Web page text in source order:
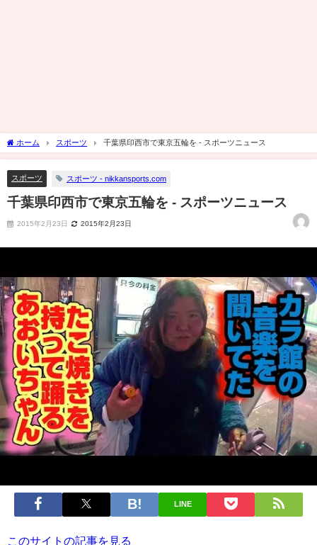
ホーム スポーツ 千葉県印西市で東京五輪を - スポーツニュース
スポーツ スポーツ - nikkansports.com
千葉県印西市で東京五輪を - スポーツニュース
2015年2月23日 2015年2月23日
LINE
このサイトの記事を見る